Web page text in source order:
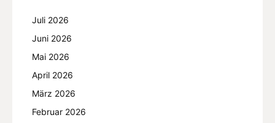
Juli 2026
Juni 2026
Mai 2026
April 2026
März 2026
Februar 2026